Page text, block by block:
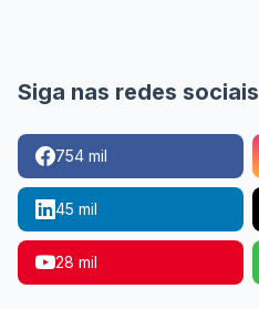
Siga nas redes sociais
754 mil
45 mil
28 mil